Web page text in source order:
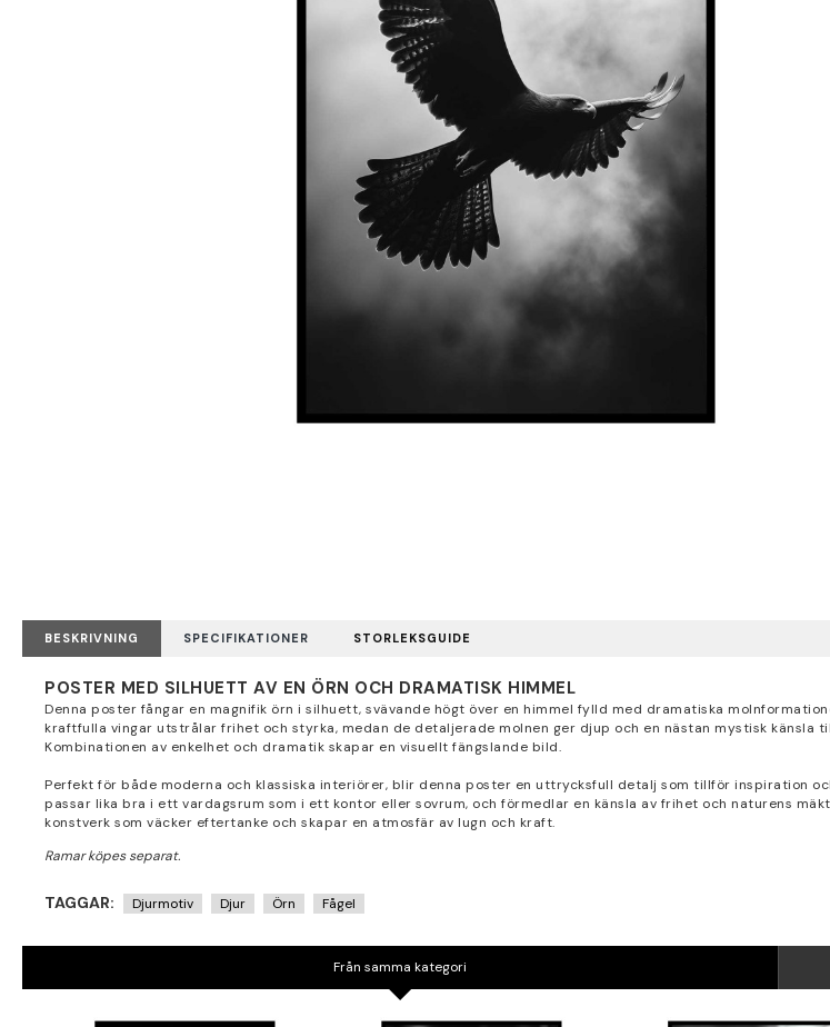
BESKRIVNING SPECIFIKATIONER STORLEKSGUIDE
POSTER MED SILHUETT AV EN ÖRN OCH DRAMATISK HIMMEL
Denna poster fångar en magnifik örn i silhuett, svävande högt över en himmel fylld med dramatiska
kraftfulla vingar utstrålar frihet och styrka, medan de detaljerade molnen ger djup och en nästan mystisk känsla
Kombinationen av enkelhet och dramatik skapar en visuellt fängslande bild.
Perfekt för både moderna och klassiska interiörer, blir denna poster en uttrycksfull detalj som tillför inspiration
passar lika bra i ett vardagsrum som i ett kontor eller sovrum, och förmedlar en känsla av frihet och naturens
konstverk som väcker eftertanke och skapar en atmosfär av lugn och kraft.
TAGGAR: Djurmotiv Djur Örn Fågel
Från samma kategori